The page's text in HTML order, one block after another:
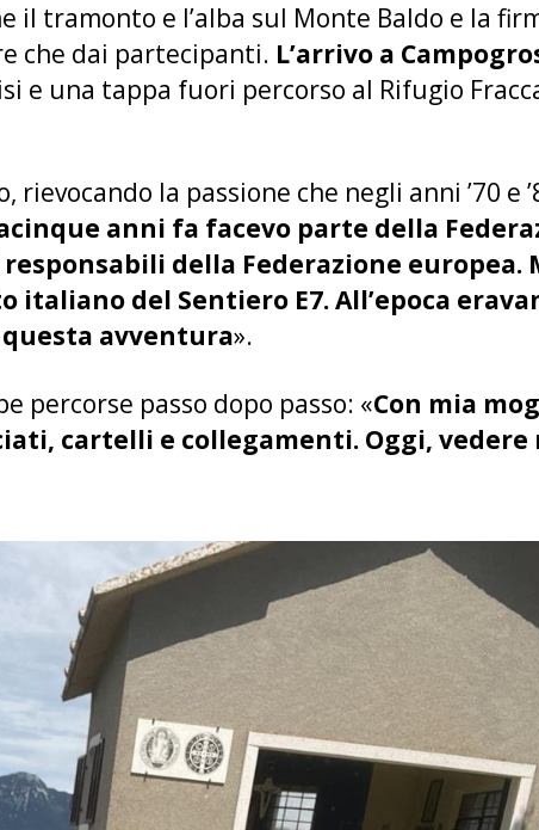
il tramonto e l’alba sul Monte Baldo e la
che dai partecipanti. L’arrivo a
e una tappa fuori percorso al Rifugio
la passione che negli anni ’70 e
anni fa facevo parte della
della Federazione europea.
del Sentiero E7. All’epoca
avventura».
percorse passo dopo passo: «Con mia
cartelli e collegamenti. Oggi, vedere